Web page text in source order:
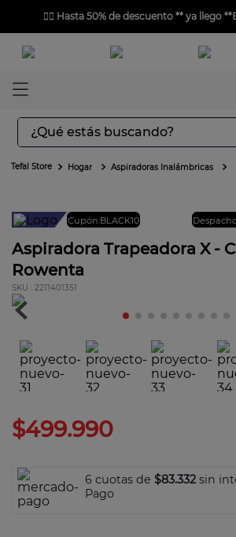
❤️‍🔥 Hasta 50% de descuento ** ya llego
¿Qué estás buscando?
Hogar Aspiradoras Inalámbricas
Cupón:BLACK10
Aspiradora Trapeadora X -
Rowenta
2211401351
$499.990
6 cuotas de $83.332 sin
Pago
TÉRMINOS MÁS BUSCADOS
2.
sarten
3.
ingenio
4.
sartenes
olla
8.
bateria
10. excellence